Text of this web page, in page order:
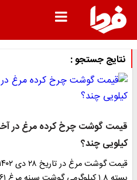
نتایج جستجو :
قیمت گوشت چرخ کرده مرغ در
کیلویی چند؟